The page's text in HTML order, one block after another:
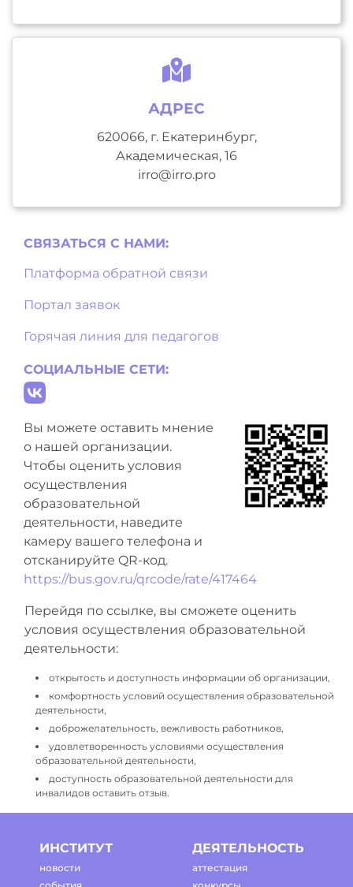
АДРЕС
620066, г. Екатеринбург,
Академическая, 16
irro@irro.pro
СВЯЗАТЬСЯ С НAМИ:
Платформа обратной связи
Портал заявок
Горячая линия для педагогов
СОЦИАЛЬНЫЕ СЕТИ:
Вы можете оставить мнение
о нашей организации.
Чтобы оценить условия
осуществления
образовательной
деятельности, наведите
камеру вашего телефона и
отсканируйте QR-код.
https://bus.gov.ru/qrcode/rate/417464
Перейдя по ссылке, вы сможете оценить
условия осуществления образовательной
деятельности:
открытость и доступность информации об организации,
комфортность условий осуществления образовательной
деятельности,
доброжелательность, вежливость работников,
удовлетворенность условиями осуществления
образовательной деятельности,
доступность образовательной деятельности для
инвалидов оставить отзыв.
ИНСТИТУТ
новости
ДЕЯТЕЛЬНОСТЬ
аттестация